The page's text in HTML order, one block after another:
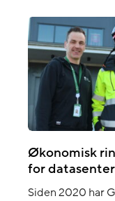
med flere
verdiskaping og
tusen årsverk.
høydepunktene
på Heggvin i
annonsert i
datasenterbygg
Økonomisk
for
Siden 2020 har